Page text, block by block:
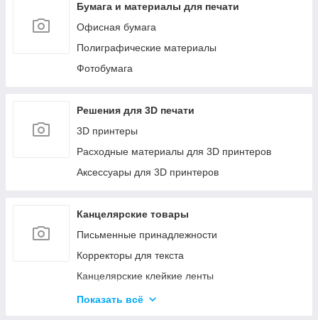
Бумага и материалы для печати
Офисная бумага
Полиграфические материалы
Фотобумага
Решения для 3D печати
3D принтеры
Расходные материалы для 3D принтеров
Аксессуары для 3D принтеров
Канцелярские товары
Письменные принадлежности
Корректоры для текста
Канцелярские клейкие ленты
Канцелярские мелочи
Показать всё